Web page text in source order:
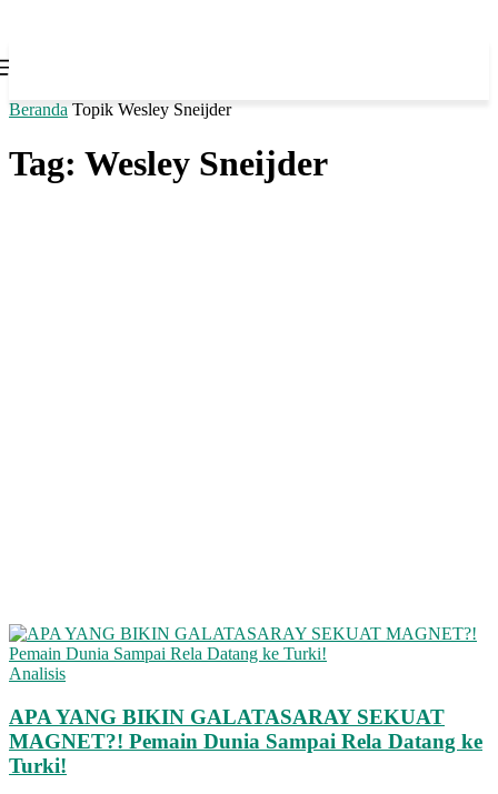
Beranda Topik Wesley Sneijder
Tag: Wesley Sneijder
Analisis
APA YANG BIKIN GALATASARAY SEKUAT
MAGNET?! Pemain Dunia Sampai Rela Datang ke
Turki!